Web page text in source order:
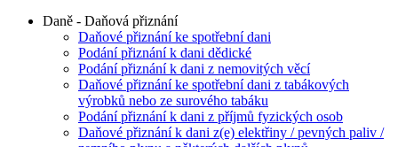
Daně - Daňová přiznání
Daňové přiznání ke spotřební dani
Podání přiznání k dani dědické
Podání přiznání k dani z nemovitých věcí
Daňové přiznání ke spotřební dani z tabákových
výrobků nebo ze surového tabáku
Podání přiznání k dani z příjmů fyzických osob
Daňové přiznání k dani z(e) elektřiny / pevných paliv /